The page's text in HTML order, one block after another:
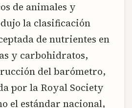
de animales y
la clasificación
de nutrientes en
y carbohidratos,
del barómetro,
por la Royal Society
el estándar nacional,